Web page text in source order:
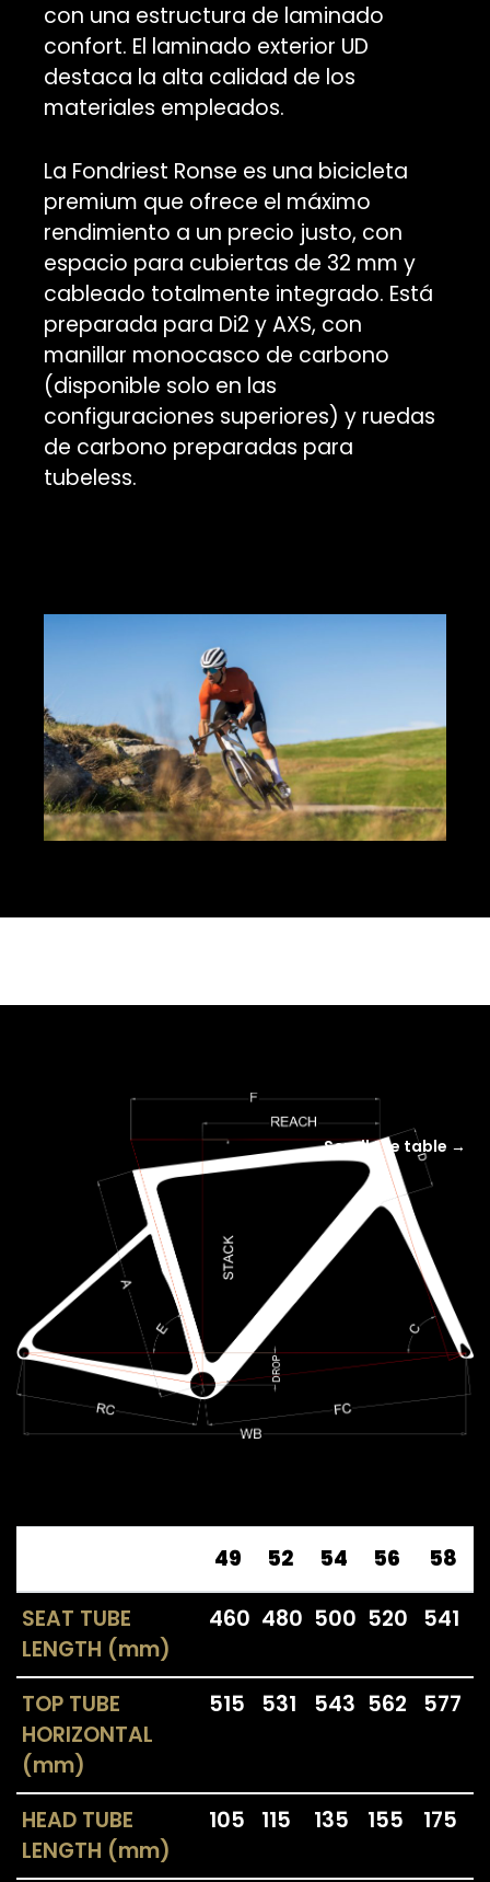
con una estructura de laminado
confort. El laminado exterior UD
destaca la alta calidad de los
materiales empleados.
La Fondriest Ronse es una bicicleta
premium que ofrece el máximo
rendimiento a un precio justo, con
espacio para cubiertas de 32 mm y
cableado totalmente integrado. Está
preparada para Di2 y AXS, con
manillar monocasco de carbono
(disponible solo en las
configuraciones superiores) y ruedas
de carbono preparadas para
tubeless.
Scroll the table →
49 52 54 56 58
SEAT TUBE
LENGTH (mm)
460 480 500 520 541
TOP TUBE
HORIZONTAL
(mm)
515 531 543 562 577
HEAD TUBE
LENGTH (mm)
105 115 135 155 175